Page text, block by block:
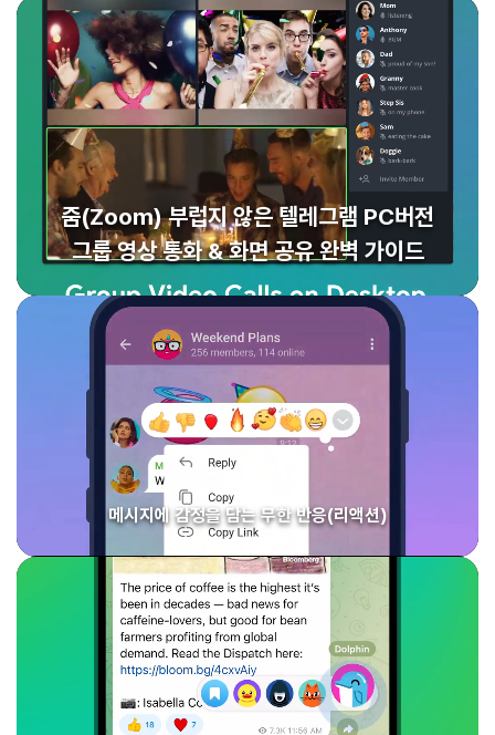
줌(Zoom) 부럽지 않은 텔레그램 PC버전
그룹 영상 통화 & 화면 공유 완벽 가이드
메시지에 감정을 담는 무한 반응(리액션)